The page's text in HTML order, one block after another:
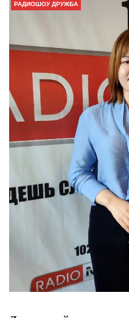
РАДИОШОУ ДРУЖБА